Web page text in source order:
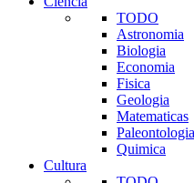
TODO
Astronomia
Biologia
Economia
Fisica
Geologia
Matematicas
Paleontologia
Quimica
Cultura